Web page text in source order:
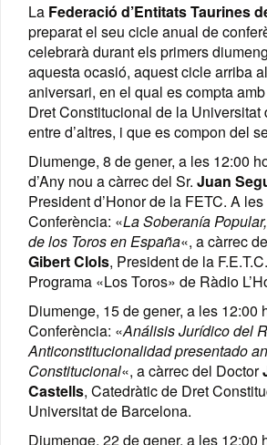
La Federació d’Entitats Taurines
preparat el seu cicle anual de
celebrarà durant els primers
aquesta ocasió, aquest cicle arriba
aniversari, en el qual es compta
Dret Constitucional de la Universitat
entre d’altres, i que es compon del
Diumenge, 8 de gener, a les 12:00
d’Any nou a càrrec del Sr. Juan
President d’Honor de la FETC. A
Conferència: «La Soberanía
de los Toros en España«, a càrrec
Gibert Clols, President de la
Programa «Los Toros» de Ràdio
Diumenge, 15 de gener, a les 12:00
Conferència: «Análisis Jurídico del
Anticonstitucionalidad presentado
Constitucional«, a càrrec del Doctor
Castells, Catedràtic de Dret
Universitat de Barcelona.
Diumenge, 22 de gener, a les 12:00